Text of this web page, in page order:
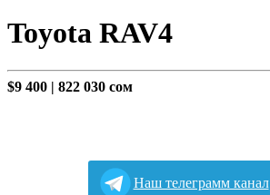
Toyota RAV4
$9 400 | 822 030 сом
Наш телеграмм канал